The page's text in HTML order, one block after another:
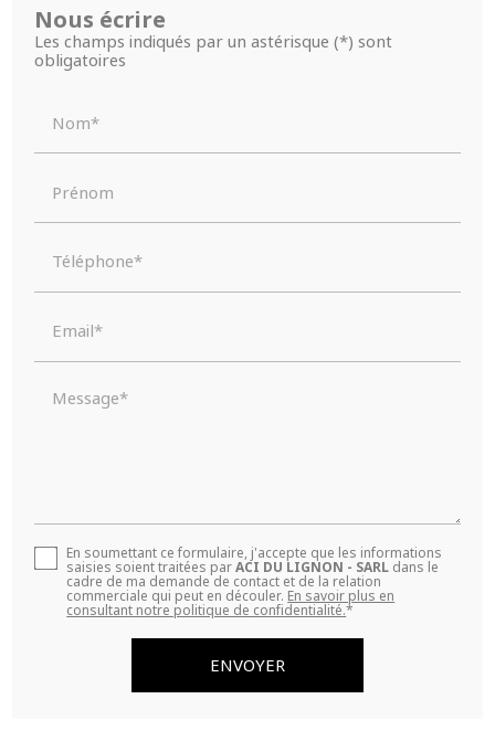
Nous écrire
Les champs indiqués par un astérisque (*) sont
obligatoires
Nom*
Prénom
Téléphone*
Email*
Message*
En soumettant ce formulaire, j'accepte que les informations
saisies soient traitées parACI DU LIGNON - SARL dans le
cadre de ma demande de contact et de la relation
commerciale qui peut en découler. En savoir plus en
consultant notre politique de confidentialité.*